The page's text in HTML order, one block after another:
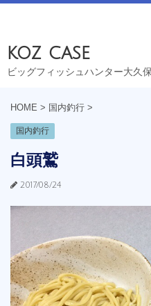
koz case
ビッグフィッシュハンター大久
HOME > 国内釣行 >
国内釣行
白頭鷲
2017/08/24